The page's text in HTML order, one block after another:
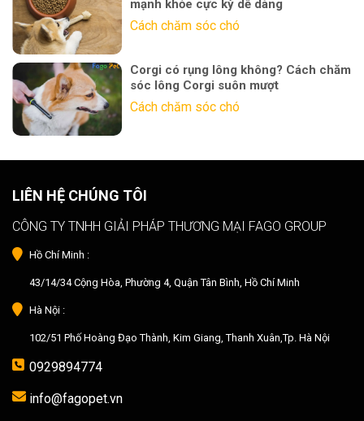
mạnh khỏe cực kỳ dễ dàng
Cách chăm sóc chó
Corgi có rụng lông không? Cách chăm
sóc lông Corgi suôn mượt
Cách chăm sóc chó
LIÊN HỆ CHÚNG TÔI
CÔNG TY TNHH GIẢI PHÁP THƯƠNG MẠI FAGO GROUP
Hồ Chí Minh :
43/14/34 Cộng Hòa, Phường 4, Quận Tân Bình, Hồ Chí Minh
Hà Nội :
102/51 Phố Hoàng Đạo Thành, Kim Giang, Thanh Xuân,Tp. Hà Nội
0929894774
info@fagopet.vn